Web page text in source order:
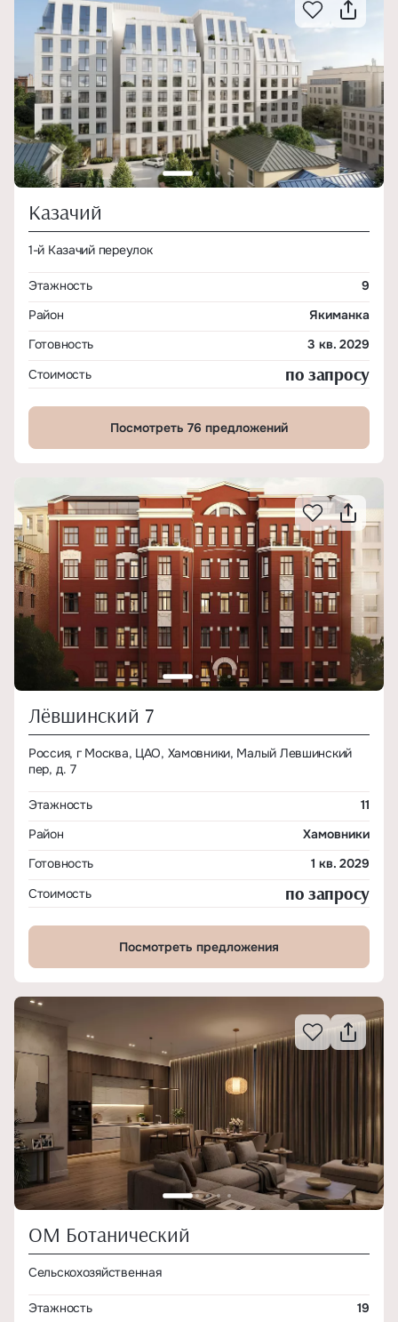
Казачий
1-й Казачий переулок
Этажность
9
Район
Якиманка
Готовность
3 кв. 2029
Стоимость
по запросу
Посмотреть 76 предложений
Лёвшинский 7
Россия, г Москва, ЦАО, Хамовники, Малый Левшинский
пер, д. 7
Этажность
11
Район
Хамовники
Готовность
1 кв. 2029
Стоимость
по запросу
Посмотреть предложения
ОМ Ботанический
Сельскохозяйственная
Этажность 19